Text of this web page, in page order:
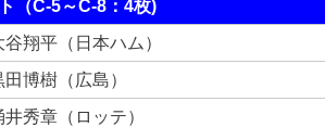
（C-5～C-8：4枚)
谷翔平（日本ハム）
田博樹（広島）
井秀章（ロッテ）